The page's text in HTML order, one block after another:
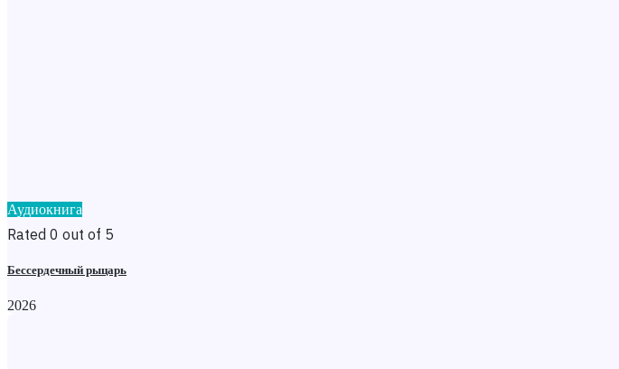
Аудиокнига
Rated 0 out of 5
Бессердечный рыцарь
2026